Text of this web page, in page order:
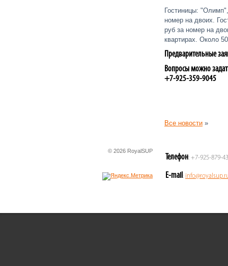
Гостиницы:
номер на двоих.
руб за номер на
квартирах. Около
Предварительные
Вопросы можно
+7-925-359-9045
Все новости »
© 2026 RoyalSUP
Телефон: +7-925-879-
E-mail :